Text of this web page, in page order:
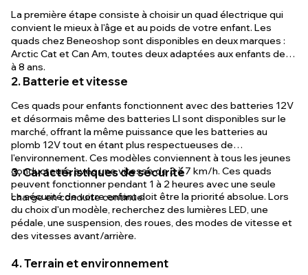
La première étape consiste à choisir un quad électrique qui
convient le mieux à l'âge et au poids de votre enfant. Les
quads chez Beneoshop sont disponibles en deux marques :
Arctic Cat et Can Am, toutes deux adaptées aux enfants de 3
à 8 ans.
2. Batterie et vitesse
Ces quads pour enfants fonctionnent avec des batteries 12V
et désormais même des batteries LI sont disponibles sur le
marché, offrant la même puissance que les batteries au
plomb 12V tout en étant plus respectueuses de
l'environnement. Ces modèles conviennent à tous les jeunes
conducteurs, avec une vitesse de 3 à 7 km/h. Ces quads
peuvent fonctionner pendant 1 à 2 heures avec une seule
charge en conduite continue.
3. Caractéristiques de sécurité
La sécurité de votre enfant doit être la priorité absolue. Lors
du choix d'un modèle, recherchez des lumières LED, une
pédale, une suspension, des roues, des modes de vitesse et
des vitesses avant/arrière.
4. Terrain et environnement